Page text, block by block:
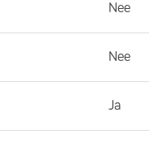
Nee
Nee
Ja